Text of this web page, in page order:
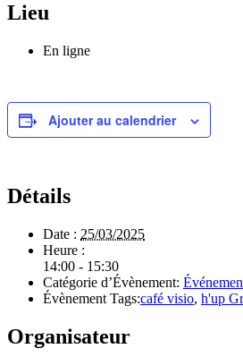
Lieu
En ligne
Ajouter au calendrier
Détails
Date : 25/03/2025
Heure :
14:00 - 15:30
Catégorie d’Évènement:
Évènement Tags:café visio, h'up
Organisateur